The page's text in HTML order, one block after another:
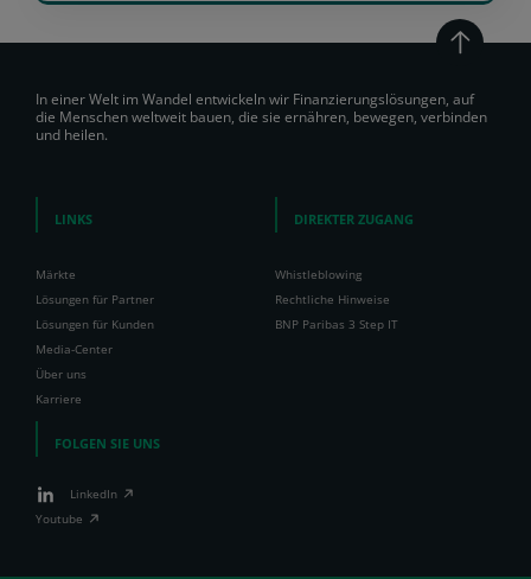
In einer Welt im Wandel entwickeln wir Finanzierungslösungen, auf
die Menschen weltweit bauen, die sie ernähren, bewegen, verbinden
und heilen.
LINKS
Märkte
Lösungen für Partner
Lösungen für Kunden
Media-Center
Über uns
Karriere
DIREKTER ZUGANG
Whistleblowing
Rechtliche Hinweise
BNP Paribas 3 Step IT
FOLGEN SIE UNS
LinkedIn
Youtube